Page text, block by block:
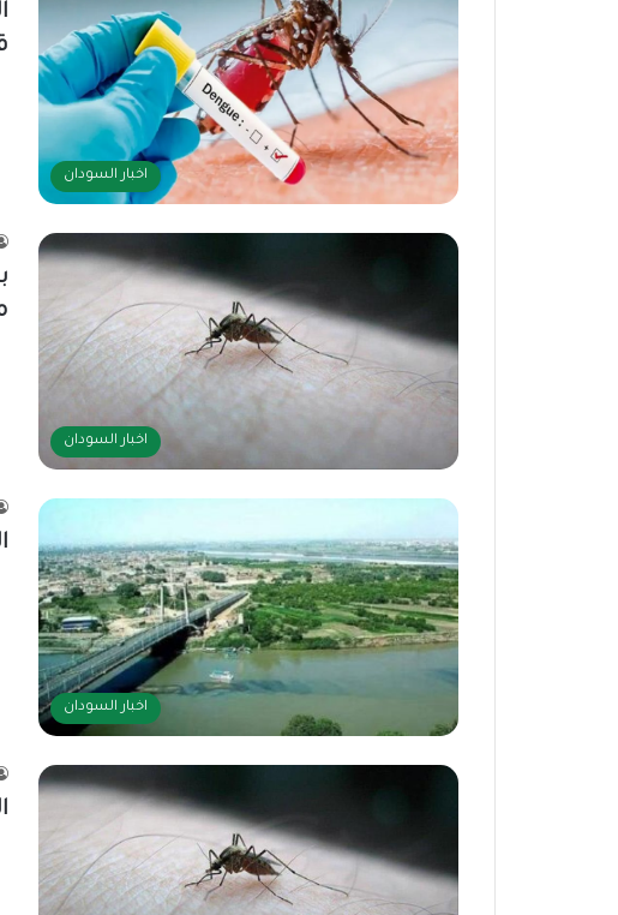
اخبار السودان
اخبار السودان
اخبار السودان